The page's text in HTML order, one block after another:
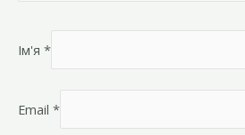
Ім'я *
Email *